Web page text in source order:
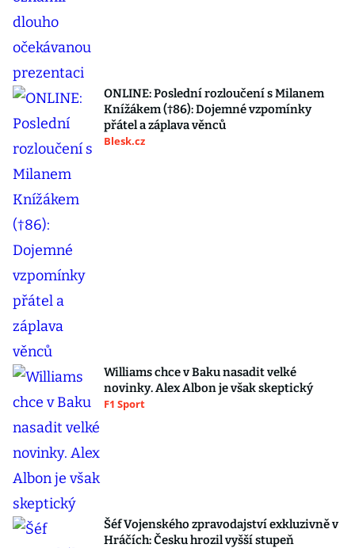
ONLINE: Poslední rozloučení s Milanem
Knížákem (†86): Dojemné vzpomínky
přátel a záplava věnců
Blesk.cz
Williams chce v Baku nasadit velké
novinky. Alex Albon je však skeptický
F1 Sport
Šéf Vojenského zpravodajství exkluzivně v
Hráčích: Česku hrozil vyšší stupeň